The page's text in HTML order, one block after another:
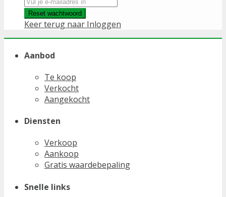
Reset wachtwoord
Keer terug naar Inloggen
Aanbod
Te koop
Verkocht
Aangekocht
Diensten
Verkoop
Aankoop
Gratis waardebepaling
Snelle links